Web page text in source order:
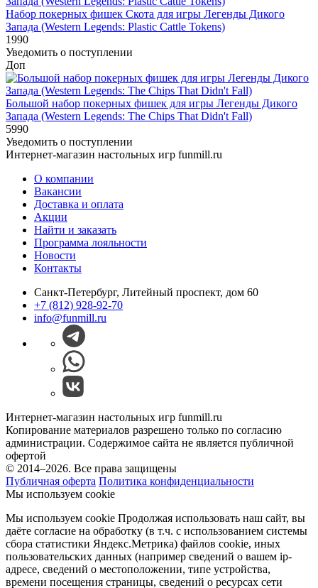
Набор покерных фишек Скота для игры Легенды Дикого
Запада (Western Legends: Plastic Cattle Tokens)
1990
Уведомить о поступлении
Доп
Большой набор покерных фишек для игры Легенды Дикого
Запада (Western Legends: The Chips That Didn't Fall)
5990
Уведомить о поступлении
Интернет-магазин настольных игр funmill.ru
О компании
Вакансии
Доставка и оплата
Акции
Найти и заказать
Программа лояльности
Новости
Контакты
Санкт-Петербург, Литейный проспект, дом 60
+7 (812) 928-92-70
info@funmill.ru
Интернет-магазин настольных игр funmill.ru
Копирование материалов разрешено только по согласию
администрации. Содержимое сайта не является публичной
офертой
© 2014–2026. Все права защищены
Публичная оферта Политика конфиденциальности
Мы используем cookie
Мы используем cookie Продолжая использовать наш cайт, вы
даёте согласие на обработку (в т.ч. с использованием системы
сбора статистики Яндекс.Метрика) файлов cookie, иных
пользовательских данных (например сведений о вашем ip-
адресе, сведений о местоположении, типе устройства,
времени посещения страницы, сведений о ресурсах сети